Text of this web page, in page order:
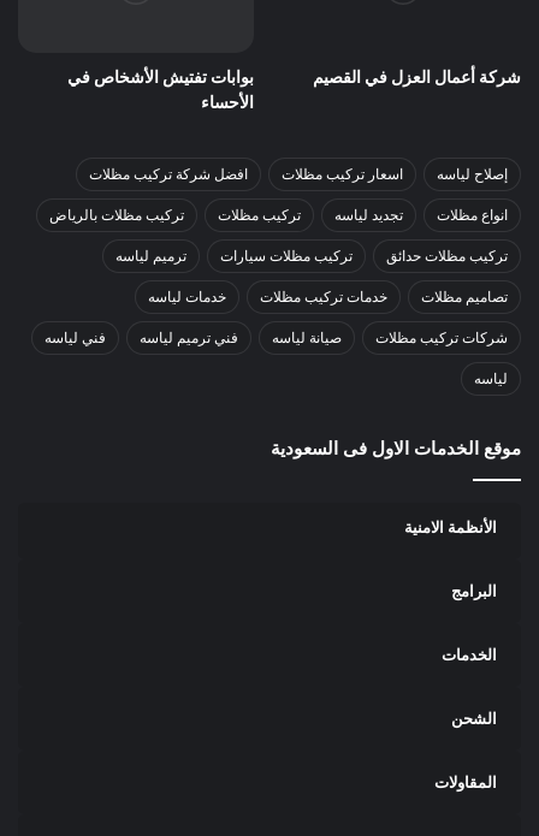
شركة أعمال العزل في القصيم
بوابات تفتيش الأشخاص في
الأحساء
إصلاح لياسه اسعار تركيب مظلات افضل شركة تركيب مظلات
انواع مظلات تجديد لياسه تركيب مظلات تركيب مظلات بالرياض
تركيب مظلات حدائق تركيب مظلات سيارات ترميم لياسه
تصاميم مظلات خدمات تركيب مظلات خدمات لياسه
شركات تركيب مظلات صيانة لياسه فني ترميم لياسه فني لياسه
لياسه
موقع الخدمات الاول فى السعودية
الأنظمة الامنية
البرامج
الخدمات
الشحن
المقاولات